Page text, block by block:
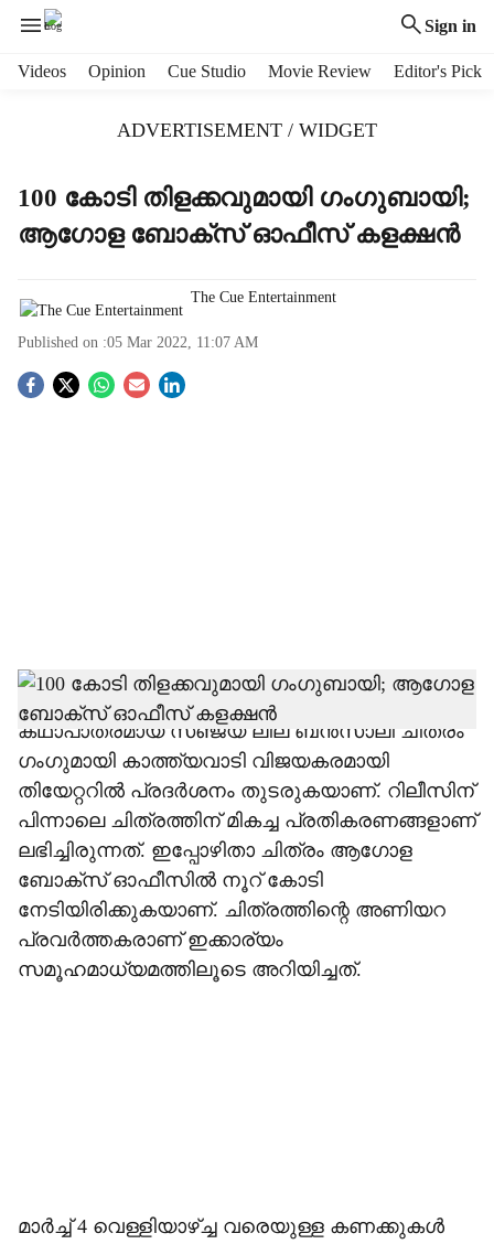
Sign in
Videos Opinion Cue Studio Movie Review Editor's Pick
ADVERTISEMENT / WIDGET
100 കോടി തിളക്കവുമായി ഗംഗുബായി;
ആഗോള ബോക്‌സ് ഓഫീസ് കളക്ഷന്‍
The Cue Entertainment
Published on :05 Mar 2022, 11:07 AM
S
h
a
r
e
ബോളിവുഡ് താരം ആലിയ ഭട്ട് കേന്ദ്ര
കഥാപാത്രമായ സഞ്ജയ് ലീല ബന്‍സാലി ചിത്രം
ഗംഗുമായി കാത്ത്യവാടി വിജയകരമായി
തിയേറ്ററില്‍ പ്രദര്‍ശനം തുടരുകയാണ്. റിലീസിന്
പിന്നാലെ ചിത്രത്തിന് മികച്ച പ്രതികരണങ്ങളാണ്
ലഭിച്ചിരുന്നത്. ഇപ്പോഴിതാ ചിത്രം ആഗോള
ബോക്‌സ് ഓഫീസില്‍ നൂറ് കോടി
നേടിയിരിക്കുകയാണ്. ചിത്രത്തിന്റെ അണിയറ
പ്രവര്‍ത്തകരാണ് ഇക്കാര്യം
സമൂഹമാധ്യമത്തിലൂടെ അറിയിച്ചത്.
മാര്‍ച്ച് 4 വെള്ളിയാഴ്ച്ച വരെയുള്ള കണക്കുകള്‍